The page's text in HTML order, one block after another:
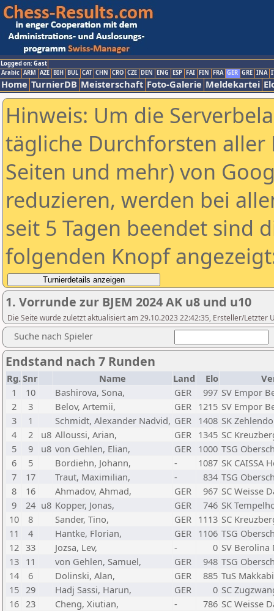
Logged on: Gast
Arabic ARM AZE BIH BUL CAT CHN CRO CZE DEN ENG ESP FAI FIN FRA GER GRE INA
Home TurnierDB Meisterschaft Foto-Galerie Meldekartei
Hinweis: Um die
tägliche Durchforsten aller
Seiten und mehr) von
reduzieren, werden bei
seit 5 Tagen beendet sind
folgenden Knopf
1. Vorrunde zur BJEM 2024 AK u8 und u10
Die Seite wurde zuletzt aktualisiert am 29.10.2023 22:42:35, Ersteller/Letzter
Suche nach Spieler
Endstand nach 7 Runden
Rg.Snr Name Land Elo
1
10 Bashirova, Sona, GER 997 SV Empor
2
3 Belov, Artemii, GER 1215 SV Empor
3
1 Schmidt, Alexander Nadvid, GER 1408 SK
4
2 u8 Alloussi, Arian, GER 1345 SC
5
9 u8 von Gehlen, Elian, GER 1000 TSG
6
5 Bordiehn, Johann, - 1087 SK CAISSA
7
17 Traut, Maximilian, - 834 TSG
8
16 Ahmadov, Ahmad, GER 967 SC Weisse
9
24 u8 Kopper, Jonas, GER 746 SK
10
8 Sander, Tino, GER 1113 SC
11
4 Hantke, Florian, GER 1106 TSG
12 33 Jozsa, Lev, - 0 SV Berolina
13 11 von Gehlen, Samuel, GER 948 TSG
14
6 Dolinski, Alan, GER 885 TuS
15 29 Hadj Sassi, Harun, GER 0 SC
16 23 Cheng, Xiutian, - 786 SC Weisse